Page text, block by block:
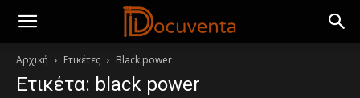
Αρχική Ετικέτες Black power
Ετικέτα: black power